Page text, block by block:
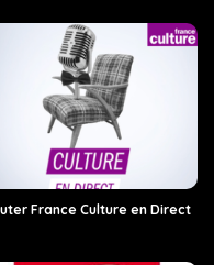
France Culture en Direct